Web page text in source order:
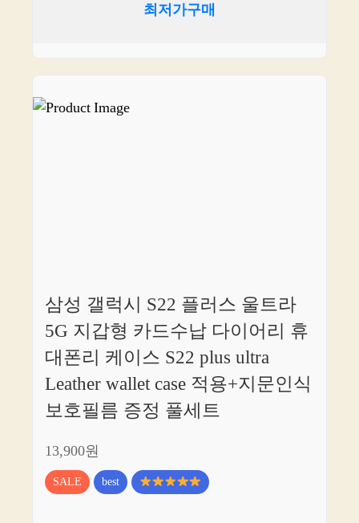
최저가구매
삼성 갤럭시 S22 플러스 울트라
5G 지갑형 카드수납 다이어리 휴
대폰리 케이스 S22 plus ultra
Leather wallet case 적용+지문인식
보호필름 증정 풀세트
13,900원
SALE best